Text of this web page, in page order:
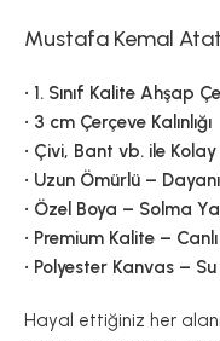
Mustafa Kemal
• 1. Sınıf Kalite Ahşap
• 3 cm Çerçeve Kalınlığı
• Çivi, Bant vb. ile
• Uzun Ömürlü –
• Özel Boya – Solma
• Premium Kalite –
• Polyester Kanvas –
Hayal ettiğiniz her